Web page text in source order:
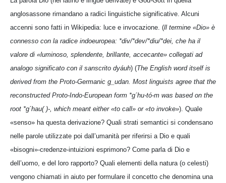
anglosassone rimandano a radici linguistiche significative. Alcuni
accenni sono fatti in Wikipedia: luce e invocazione. (ll termine «Dio» è
connesso con la radice indoeuropea: *div/*dev/*diu/*dei, che ha il
valore di «luminoso, splendente, brillante, accecante» collegati ad
analogo significato con il sanscrito dyáuh) (The English word itself is
derived from the Proto-Germanic g_udan. Most linguists agree that the
reconstructed Proto-Indo-European form *g´hu-tó-m was based on the
root *g´hau( )-, which meant either «to call» or «to invoke»). Quale
«senso» ha questa derivazione? Quali strati semantici si condensano
nelle parole utilizzate poi dall’umanità per riferirsi a Dio e quali
«bisogni»-credenze-intuizioni esprimono? Come parla di Dio e
dell’uomo, e del loro rapporto? Quali elementi della natura (o celesti)
vengono chiamati in aiuto per formulare il concetto che denomina una